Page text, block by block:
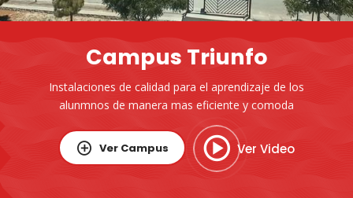
Campus Triunfo
Instalaciones de calidad para el aprendizaje de los
alunmnos de manera mas eficiente y comoda
Ver Campus Ver Video